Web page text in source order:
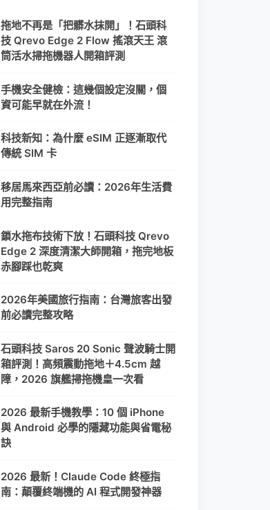
拖地不再是「把髒水抹開」！石頭科
技 Qrevo Edge 2 Flow 搖滾天王 滾
筒活水掃拖機器人開箱評測
手機安全健檢：這幾個設定沒關，個
資可能早就在外流！
科技新知：為什麼 eSIM 正逐漸取代
傳統 SIM 卡
移居馬來西亞前必讀：2026年生活費
用完整指南
鎖水拖布技術下放！石頭科技 Qrevo
Edge 2 深度清潔大師開箱，拖完地板
赤腳踩也乾爽
2026年美國旅行指南：台灣旅客出發
前必讀完整攻略
石頭科技 Saros 20 Sonic 聲波騎士開
箱評測！高頻震動拖地＋4.5cm 越
障，2026 旗艦掃拖機皇一次看
2026 最新手機教學：10 個 iPhone
與 Android 必學的隱藏功能與省電秘
訣
2026 最新！Claude Code 終極指
南：顛覆終端機的 AI 程式開發神器